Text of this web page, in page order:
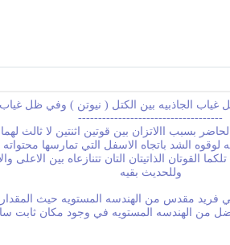
الجاذبيه بين الكتل ( نيوتن ) وفي ظل
------------------------------------
االاتزان بين قوتين اثنتين لا ثالث لهما
لوقوه الشد باتجاه الاسفل التي تمارسها
القوتان الذاتيتان التان تتنازعاه بين
وللحديث بقيه
مقدس من الهندسه المستويه حيث المقدار
من الهندسه المستويه في وجود مكان ثابت